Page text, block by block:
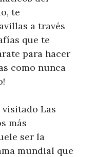
te
a través
que te
para hacer
como nunca
Las
más
ser la
mundial que